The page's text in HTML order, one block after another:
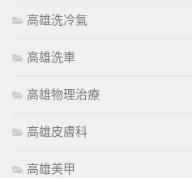
高雄洗冷氣
高雄洗車
高雄物理治療
高雄皮膚科
高雄美甲